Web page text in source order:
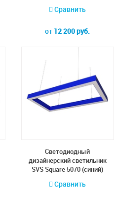
Сравнить
от 12 200 руб.
Cветодиодный
дизайнерский светильник
SVS Square 5070 (синий)
Сравнить